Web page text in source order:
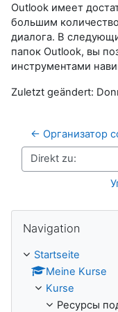
Outlook имеет
большим
диалога. В
папок Outlook, вы
инструментами
Zuletzt geändert:
← Организатор
Direkt zu:
Navigation
Startseite
Meine Kurse
Kurse
Ресурсы